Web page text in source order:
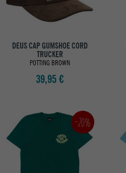
DEUS CAP GUMSHOE CORD
TRUCKER
POTTING BROWN
39,95 €
-20%